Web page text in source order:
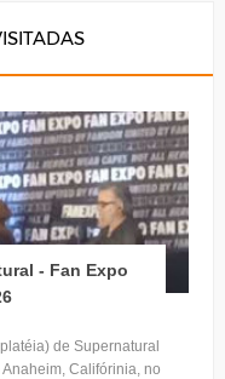
- Fan Expo
de Supernatural
Califórinia, no